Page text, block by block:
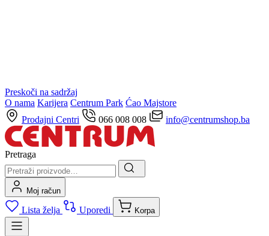
Preskoči na sadržaj
O nama Karijera Centrum Park Ćao Majstore
Prodajni Centri
066 008 008 info@centrumshop.ba
Pretraga
Moj račun
Lista želja Uporedi Korpa